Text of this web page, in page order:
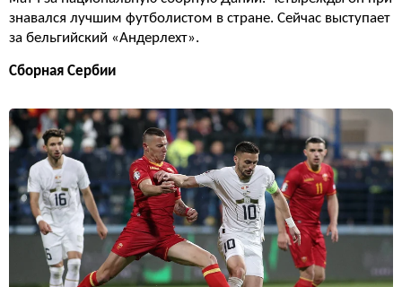
знавался лучшим футболистом в стране. Сейчас выступает
за бельгийский «Андерлехт».
Сборная Сербии